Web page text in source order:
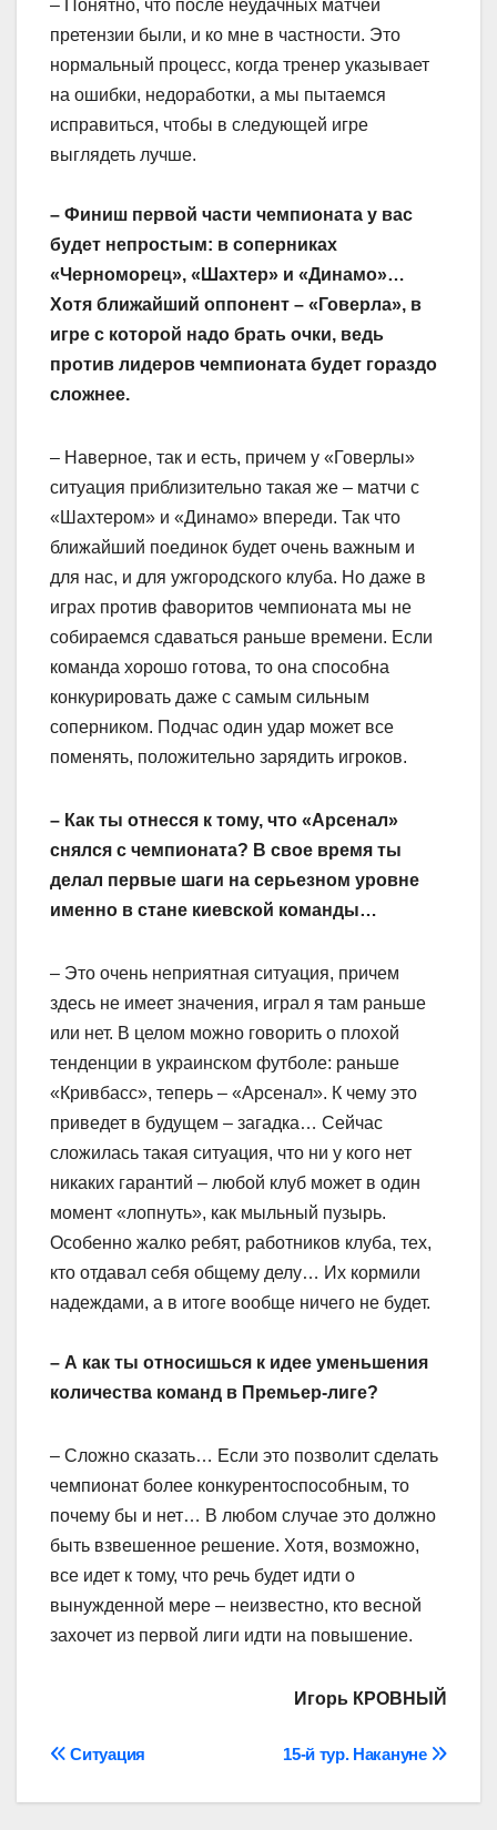
– Понятно, что после неудачных матчей
претензии были, и ко мне в частности. Это
нормальный процесс, когда тренер указывает
на ошибки, недоработки, а мы пытаемся
исправиться, чтобы в следующей игре
выглядеть лучше.
– Финиш первой части чемпионата у вас
будет непростым: в соперниках
«Черноморец», «Шахтер» и «Динамо»…
Хотя ближайший оппонент – «Говерла», в
игре с которой надо брать очки, ведь
против лидеров чемпионата будет гораздо
сложнее.
– Наверное, так и есть, причем у «Говерлы»
ситуация приблизительно такая же – матчи с
«Шахтером» и «Динамо» впереди. Так что
ближайший поединок будет очень важным и
для нас, и для ужгородского клуба. Но даже в
играх против фаворитов чемпионата мы не
собираемся сдаваться раньше времени. Если
команда хорошо готова, то она способна
конкурировать даже с самым сильным
соперником. Подчас один удар может все
поменять, положительно зарядить игроков.
– Как ты отнесся к тому, что «Арсенал»
снялся с чемпионата? В свое время ты
делал первые шаги на серьезном уровне
именно в стане киевской команды…
– Это очень неприятная ситуация, причем
здесь не имеет значения, играл я там раньше
или нет. В целом можно говорить о плохой
тенденции в украинском футболе: раньше
«Кривбасс», теперь – «Арсенал». К чему это
приведет в будущем – загадка… Сейчас
сложилась такая ситуация, что ни у кого нет
никаких гарантий – любой клуб может в один
момент «лопнуть», как мыльный пузырь.
Особенно жалко ребят, работников клуба, тех,
кто отдавал себя общему делу… Их кормили
надеждами, а в итоге вообще ничего не будет.
– А как ты относишься к идее уменьшения
количества команд в Премьер-лиге?
– Сложно сказать… Если это позволит сделать
чемпионат более конкурентоспособным, то
почему бы и нет… В любом случае это должно
быть взвешенное решение. Хотя, возможно,
все идет к тому, что речь будет идти о
вынужденной мере – неизвестно, кто весной
захочет из первой лиги идти на повышение.
Игорь КРОВНЫЙ
Навігація
записів
15-й тур. Накануне
Ситуация